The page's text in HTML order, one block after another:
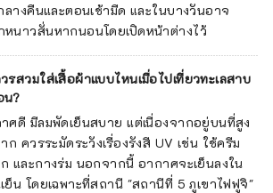
ลางคืนและตอนเช้ามืด และในบางวันอาจ
นาวสั่นหากนอนโดยเปิดหน้าต่างไว้
สวมใส่เสื้อผ้าแบบไหนเมื่อไปเที่ยวทะเลสาบ
น?
ศดี มีลมพัดเย็นสบาย แต่เนื่องจากอยู่บนที่สูง
ก ควรระมัดระวังเรื่องรังสี UV เช่น ใช้ครีม
และกางร่ม นอกจากนี้ อากาศจะเย็นลงใน
ย็น โดยเฉพาะที่สถานี "สถานีที่ 5 ภูเขาไฟฟูจิ"